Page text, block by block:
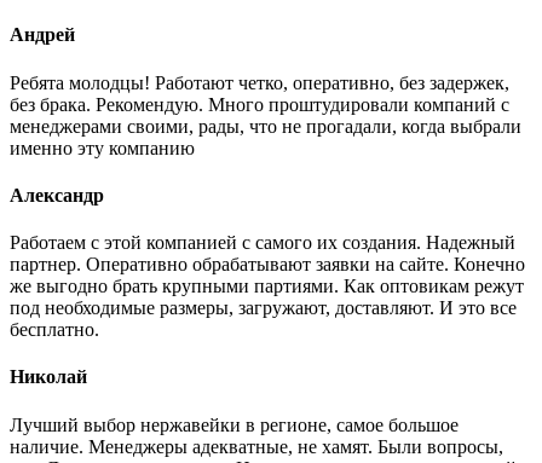
Андрей
Ребята молодцы! Работают четко, оперативно, без задержек,
без брака. Рекомендую. Много проштудировали компаний с
менеджерами своими, рады, что не прогадали, когда выбрали
именно эту компанию
Александр
Работаем с этой компанией с самого их создания. Надежный
партнер. Оперативно обрабатывают заявки на сайте. Конечно
же выгодно брать крупными партиями. Как оптовикам режут
под необходимые размеры, загружают, доставляют. И это все
бесплатно.
Николай
Лучший выбор нержавейки в регионе, самое большое
наличие. Менеджеры адекватные, не хамят. Были вопросы,